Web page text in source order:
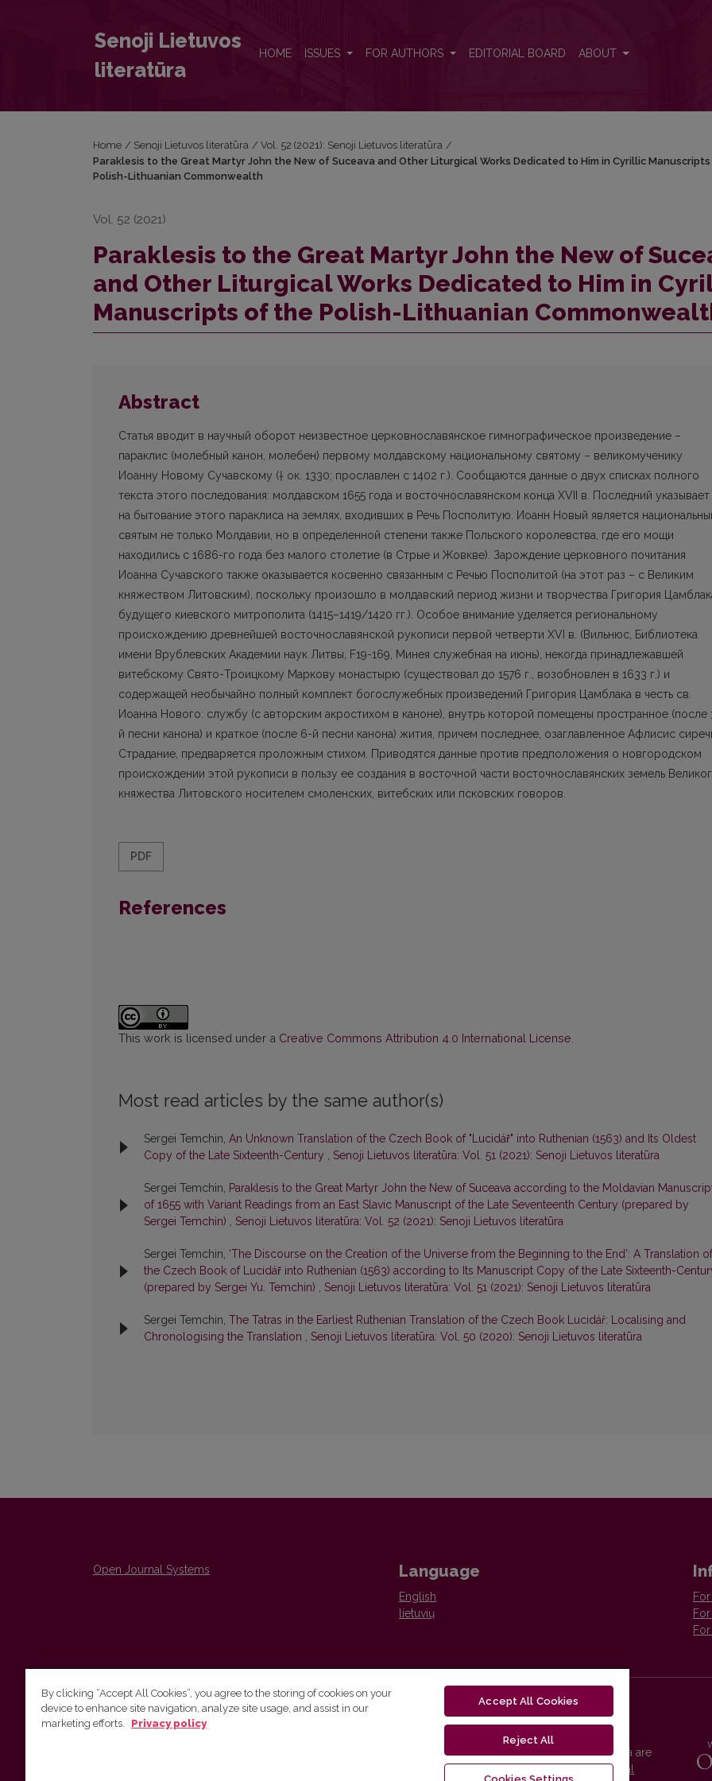
Senoji Lietuvos
literatūra
HOME ISSUES FOR AUTHORS EDITORIAL BOARD ABOUT
Home / Senoji Lietuvos literatūra / Vol. 52 (2021): Senoji Lietuvos literatūra /
Paraklesis to the Great Martyr John the New of Suceava and Other Liturgical Works Dedicated to Him in Cyrillic
Polish-Lithuanian Commonwealth
Vol. 52 (2021)
Paraklesis to the Great Martyr John the New of
and Other Liturgical Works Dedicated to Him in
Manuscripts of the Polish-Lithuanian
Abstract
Статья вводит в научный оборот неизвестное церковнославянское гимнографическое произведение –
параклис (молебный канон, молебен) первому молдавскому национальному святому – великомученику
Иоанну Новому Сучавскому († ок. 1330; прославлен с 1402 г.). Сообщаются данные о двух списках полного
текста этого последования: молдавском 1655 года и восточнославянском конца XVII в. Последний указывает
на бытование этого параклиса на землях, входивших в Речь Посполитую. Иоанн Новый является
святым не только Молдавии, но в определенной степени также Польского королевства, где его мощи
находились с 1686-го года без малого столетие (в Стрые и Жовкве). Зарождение церковного почитания
Иоанна Сучавского также оказывается косвенно связанным с Речью Посполитой (на этот раз – с Великим
княжеством Литовским), поскольку произошло в молдавский период жизни и творчества Григория
будущего киевского митрополита (1415–1419/1420 гг.). Особое внимание уделяется региональному
происхождению древнейшей восточнославянской рукописи первой четверти XVI в. (Вильнюс, Библиотека
имени Врублевских Академии наук Литвы, F19-169, Минея служебная на июнь), некогда принадлежавшей
витебскому Свято-Троицкому Маркову монастырю (существовал до 1576 г., возобновлен в 1633 г.) и
содержащей необычайно полный комплект богослужебных произведений Григория Цамблака в честь св.
Иоанна Нового: службу (с авторским акростихом в каноне), внутрь которой помещены пространное (после
й песни канона) и краткое (после 6-й песни канона) жития, причем последнее, озаглавленное Афлисис
Страдание, предваряется проложным стихом. Приводятся данные против предположения о новгородском
происхождении этой рукописи в пользу ее создания в восточной части восточнославянских земель
княжества Литовского носителем смоленских, витебских или псковских говоров.
PDF
References
This work is licensed under a Creative Commons Attribution 4.0 International License
Most read articles by the same author(s)
Sergei Temchin, An Unknown Translation of the Czech Book of "Lucidář" into Ruthenian (1563) and Its Oldest
Copy of the Late Sixteenth-Century , Senoji Lietuvos literatūra: Vol. 51 (2021): Senoji Lietuvos literatūra
Sergei Temchin, Paraklesis to the Great Martyr John the New of Suceava according to the Moldavian
of 1655 with Variant Readings from an East Slavic Manuscript of the Late Seventeenth Century (prepared by
Sergei Temchin) , Senoji Lietuvos literatūra: Vol. 52 (2021): Senoji Lietuvos literatūra
Sergei Temchin, ‘The Discourse on the Creation of the Universe from the Beginning to the End’: A Translation of
the Czech Book of Lucidář into Ruthenian (1563) according to Its Manuscript Copy of the Late Sixteenth-
(prepared by Sergei Yu. Temchin) , Senoji Lietuvos literatūra: Vol. 51 (2021): Senoji Lietuvos literatūra
Sergei Temchin, Тhe Tatras in the Earliest Ruthenian Translation of the Czech Book Lucidář: Localising and
Chronologising the Translation , Senoji Lietuvos literatūra: Vol. 50 (2020): Senoji Lietuvos literatūra
Open Journal Systems Language
English
lietuvių
The Institute of Lithuanian Literature and Folklore /
Lietuvių literatūros ir tautosakos institutas
Vilnius University Press platform and metadata are
distributed by
Creative Commons International
By clicking “Accept All Cookies”, you agree to the storing of cookies on your
device to enhance site navigation, analyze site usage, and assist in our
marketing efforts.
Privacy policy
Accept All Cookies
Reject All